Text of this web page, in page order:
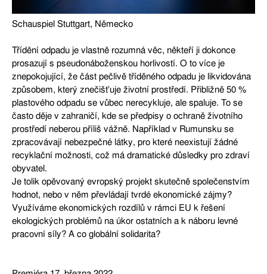
Schauspiel Stuttgart, Německo
Třídění odpadu je vlastně rozumná věc, někteří ji dokonce
prosazují s pseudonáboženskou horlivostí. O to více je
znepokojující, že část pečlivě tříděného odpadu je likvidována
způsobem, který znečišťuje životní prostředí. Přibližně 50 %
plastového odpadu se vůbec nerecykluje, ale spaluje. To se
často děje v zahraničí, kde se předpisy o ochraně životního
prostředí neberou příliš vážně. Například v Rumunsku se
zpracovávají nebezpečné látky, pro které neexistují žádné
recyklační možnosti, což má dramatické důsledky pro zdraví
obyvatel.
Je tolik opěvovaný evropský projekt skutečně společenstvím
hodnot, nebo v něm převládají tvrdé ekonomické zájmy?
Využíváme ekonomických rozdílů v rámci EU k řešení
ekologických problémů na úkor ostatních a k náboru levné
pracovní síly? A co globální solidarita?